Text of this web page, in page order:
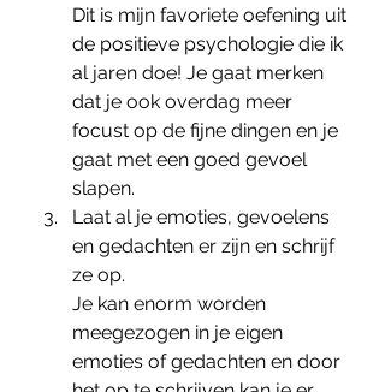
Dit is mijn favoriete oefening uit
de positieve psychologie die ik
al jaren doe! Je gaat merken
dat je ook overdag meer
focust op de fijne dingen en je
gaat met een goed gevoel
slapen.
Laat al je emoties, gevoelens
en gedachten er zijn en schrijf
ze op.
Je kan enorm worden
meegezogen in je eigen
emoties of gedachten en door